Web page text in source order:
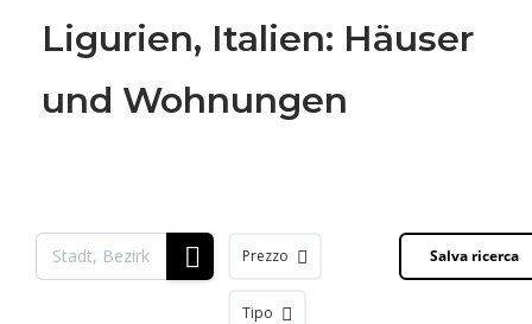
Ligurien, Italien: Häuser
und Wohnungen
Salva ricerca
Prezzo
Tipo